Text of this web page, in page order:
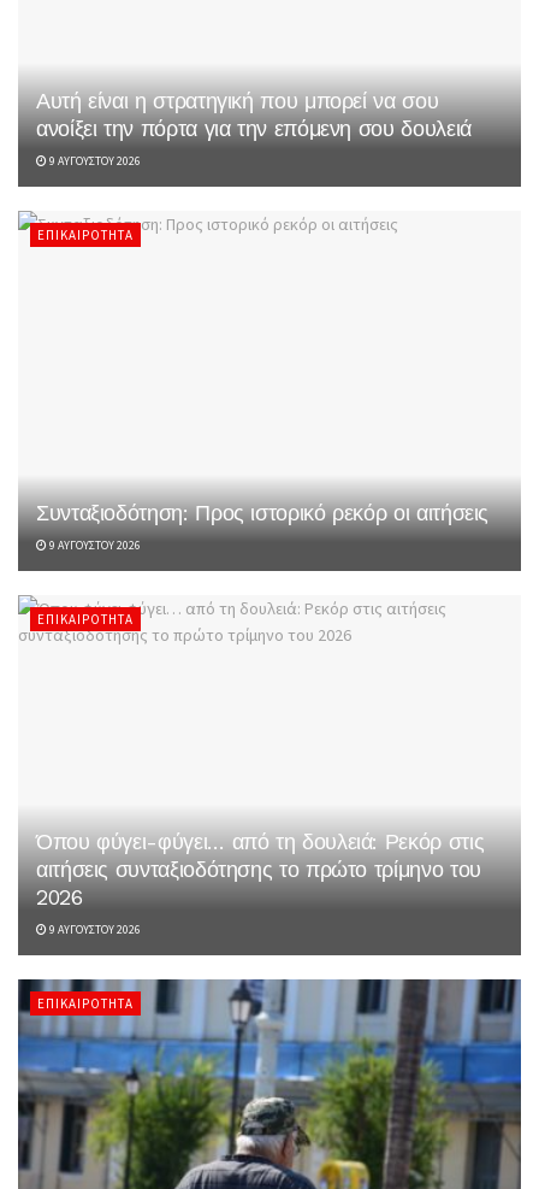
Αυτή είναι η στρατηγική που μπορεί να σου
ανοίξει την πόρτα για την επόμενη σου δουλειά
9 ΑΥΓΟΎΣΤΟΥ 2026
ΕΠΙΚΑΙΡΌΤΗΤΑ
Συνταξιοδότηση: Προς ιστορικό ρεκόρ οι αιτήσεις
9 ΑΥΓΟΎΣΤΟΥ 2026
ΕΠΙΚΑΙΡΌΤΗΤΑ
Όπου φύγει-φύγει… από τη δουλειά: Ρεκόρ στις
αιτήσεις συνταξιοδότησης το πρώτο τρίμηνο του
2026
9 ΑΥΓΟΎΣΤΟΥ 2026
ΕΠΙΚΑΙΡΌΤΗΤΑ